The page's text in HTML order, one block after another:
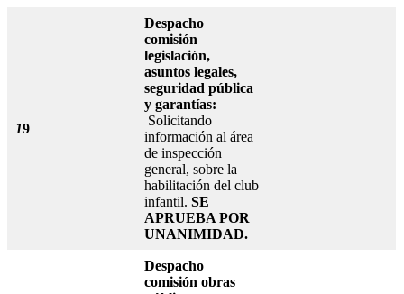
19
Despacho
comisión
legislación,
asuntos legales,
seguridad pública
y garantías:
Solicitando
información al área
de inspección
general, sobre la
habilitación del club
infantil. SE
APRUEBA POR
UNANIMIDAD.
Despacho
comisión obras